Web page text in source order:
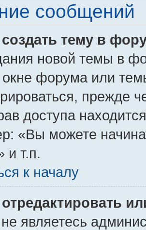
сообщений
тему в
новой темы в
окне форума или
прежде
доступа
«Вы можете
и т.п.
к началу
являетесь